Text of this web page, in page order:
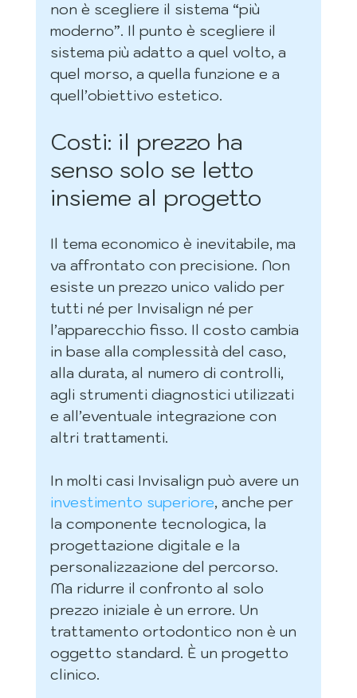
non è scegliere il sistema “più
moderno”. Il punto è scegliere il
sistema più adatto a quel volto, a
quel morso, a quella funzione e a
quell’obiettivo estetico.
Costi: il prezzo ha
senso solo se letto
insieme al progetto
Il tema economico è inevitabile, ma
va affrontato con precisione. Non
esiste un prezzo unico valido per
tutti né per Invisalign né per
l’apparecchio fisso. Il costo cambia
in base alla complessità del caso,
alla durata, al numero di controlli,
agli strumenti diagnostici utilizzati
e all’eventuale integrazione con
altri trattamenti.
In molti casi Invisalign può avere un
investimento superiore, anche per
la componente tecnologica, la
progettazione digitale e la
personalizzazione del percorso.
Ma ridurre il confronto al solo
prezzo iniziale è un errore. Un
trattamento ortodontico non è un
oggetto standard. È un progetto
clinico.